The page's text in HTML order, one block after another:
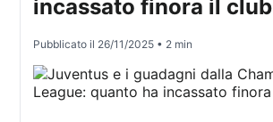
incassato finora il club
Pubblicato il 26/11/2025 • 2 min